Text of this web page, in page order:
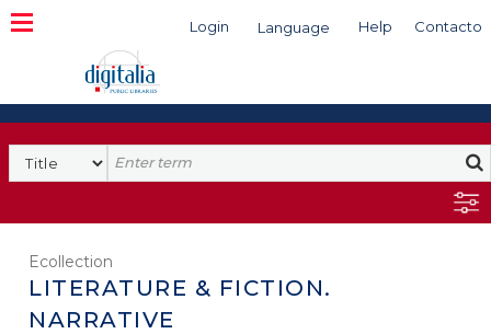
Login Language Help Contacto
Search
Ecollection
LITERATURE & FICTION.
NARRATIVE